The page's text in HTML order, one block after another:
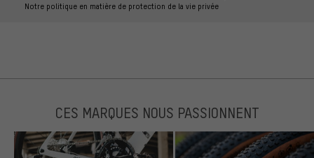
Notre politique en matière de protection de la vie privée
CES MARQUES NOUS PASSIONNENT